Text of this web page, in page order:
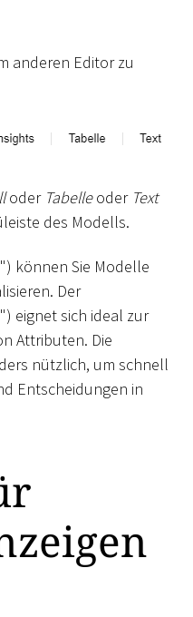
anderen Editor zu
oder Tabelleoder Text
des Modells.
können Sie Modelle
Der
eignet sich ideal zur
Attributen. Die
nützlich, um schnell
Entscheidungen in